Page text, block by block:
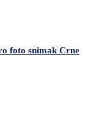
foto snimak Crne